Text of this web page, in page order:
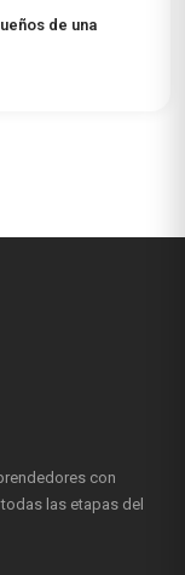
de una
con
las etapas del